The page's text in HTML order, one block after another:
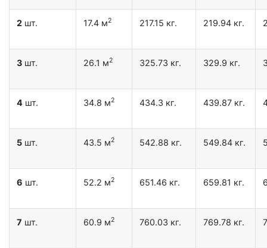
2 шт. 17.4 м2 217.15 кг. 219.94 кг.
3 шт. 26.1 м2 325.73 кг. 329.9 кг.
4 шт. 34.8 м2 434.3 кг. 439.87 кг.
5 шт. 43.5 м2 542.88 кг. 549.84 кг.
6 шт. 52.2 м2 651.46 кг. 659.81 кг.
7 шт. 60.9 м2 760.03 кг. 769.78 кг.